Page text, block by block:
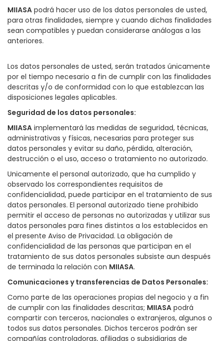
MIIASA podrá hacer uso de los datos personales de usted,
para otras finalidades, siempre y cuando dichas finalidades
sean compatibles y puedan considerarse análogas a las
anteriores.
Los datos personales de usted, serán tratados únicamente
por el tiempo necesario a fin de cumplir con las finalidades
descritas y/o de conformidad con lo que establezcan las
disposiciones legales aplicables.
Seguridad de los datos personales:
MIIASA implementará las medidas de seguridad, técnicas,
administrativas y físicas, necesarias para proteger sus
datos personales y evitar su daño, pérdida, alteración,
destrucción o el uso, acceso o tratamiento no autorizado.
Unicamente el personal autorizado, que ha cumplido y
observado los correspondientes requisitos de
confidencialidad, puede participar en el tratamiento de sus
datos personales. El personal autorizado tiene prohibido
permitir el acceso de personas no autorizadas y utilizar sus
datos personales para fines distintos a los establecidos en
el presente Aviso de Privacidad. La obligación de
confidencialidad de las personas que participan en el
tratamiento de sus datos personales subsiste aun después
de terminada la relación con MIIASA.
Comunicaciones y transferencias de Datos Personales:
Como parte de las operaciones propias del negocio y a fin
de cumplir con las finalidades descritas; MIIASA podrá
compartir con terceros, nacionales o extranjeros, algunos o
todos sus datos personales. Dichos terceros podrán ser
compañías controladoras, afiliadas o subsidiarias de